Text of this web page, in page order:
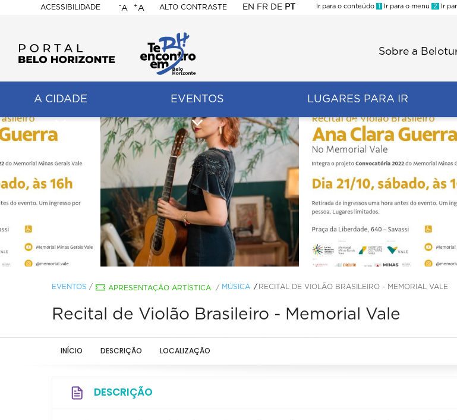
ACESSIBILIDADE
BELO
HORIZONTE
-A +A ALTO CONTRASTE EN FR DE PT
Ir para o conteúdo 1 Ir para o menu 2 Ir
Sobre a
A CIDADE EVENTOS LUGARES PARA IR
EVENTOS / APRESENTAÇÃO ARTÍSTICA / MÚSICA RECITAL DE VIOLÃO BRASILEIRO - MEMORIAL VALE
Recital de Violão Brasileiro - Memorial Vale
INÍCIO DESCRIÇÃO LOCALIZAÇÃO
DESCRIÇÃO